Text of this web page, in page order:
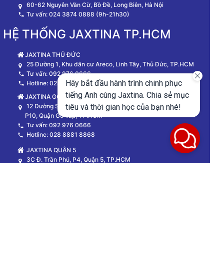
JAXTINA THỦ ĐỨC
25 Đường 1, Khu dân cư Areco, Linh Tây, Thủ Đức, TP.HCM
Tư vấn: 092 976 0666
Hotline: 028 3834 0777
JAXTINA GÒ VẤP
12 Đường Số 12, Cityland Park Hills,
P10, Quận Gò Vấp, TP.HCM
Tư vấn: 092 976 0666
Hotline: 028 8881 8868
HỆ THỐNG JAXTINA TP.HCM
60-62 Nguyễn Văn Cừ, Bồ Đề, Long Biên, Hà Nội
Tư vấn: 024 3874 0888 (9h-21h30)
JAXTINA QUẬN 5
3C Đ. Trần Phú, P4, Quận 5, TP.HCM
Hãy bắt đầu hành trình chinh phục
tiếng Anh cùng Jaxtina. Chia sẻ mục
tiêu và thời gian học của bạn nhé!